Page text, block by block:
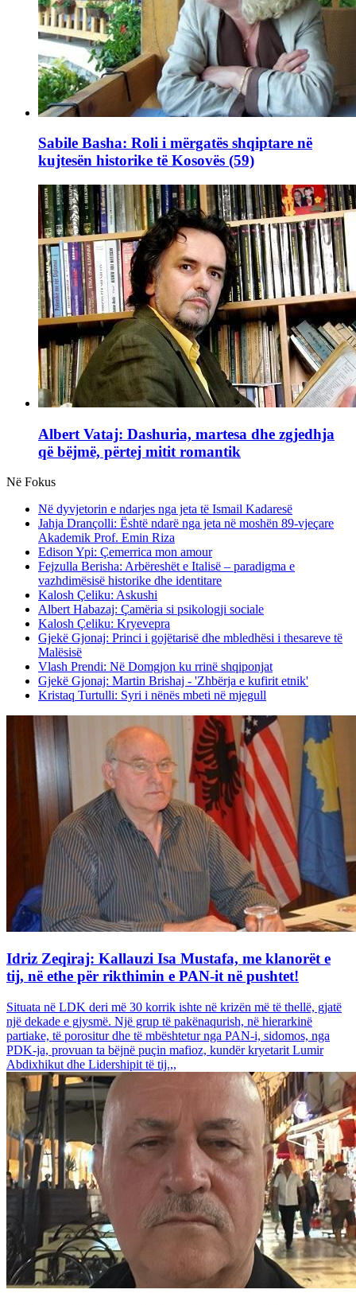
Sabile Basha: Roli i mërgatës shqiptare në
kujtesën historike të Kosovës (59)
Albert Vataj: Dashuria, martesa dhe zgjedhja
që bëjmë, përtej mitit romantik
Në Fokus
Në dyvjetorin e ndarjes nga jeta të Ismail Kadaresë
Jahja Drançolli: Është ndarë nga jeta në moshën 89-vjeçare
Akademik Prof. Emin Riza
Edison Ypi: Çemerrica mon amour
Fejzulla Berisha: Arbëreshët e Italisë – paradigma e
vazhdimësisë historike dhe identitare
Kalosh Çeliku: Askushi
Albert Habazaj: Çamëria si psikologji sociale
Kalosh Çeliku: Kryevepra
Gjekë Gjonaj: Princi i gojëtarisë dhe mbledhësi i thesareve të
Malësisë
Vlash Prendi: Në Domgjon ku rrinë shqiponjat
Gjekë Gjonaj: Martin Brishaj - 'Zhbërja e kufirit etnik'
Kristaq Turtulli: Syri i nënës mbeti në mjegull
Idriz Zeqiraj: Kallauzi Isa Mustafa, me klanorët e
tij, në ethe për rikthimin e PAN-it në pushtet!
Situata në LDK deri më 30 korrik ishte në krizën më të thellë, gjatë
një dekade e gjysmë. Një grup të pakënaqurish, në hierarkinë
partiake, të porositur dhe të mbështetur nga PAN-i, sidomos, nga
PDK-ja, provuan ta bëjnë puçin mafioz, kundër kryetarit Lumir
Abdixhikut dhe Lidershipit të tij.,,